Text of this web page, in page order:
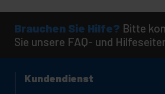
Brauchen Sie Hilfe? Bitte
Sie unsere FAQ- und
Kundendienst